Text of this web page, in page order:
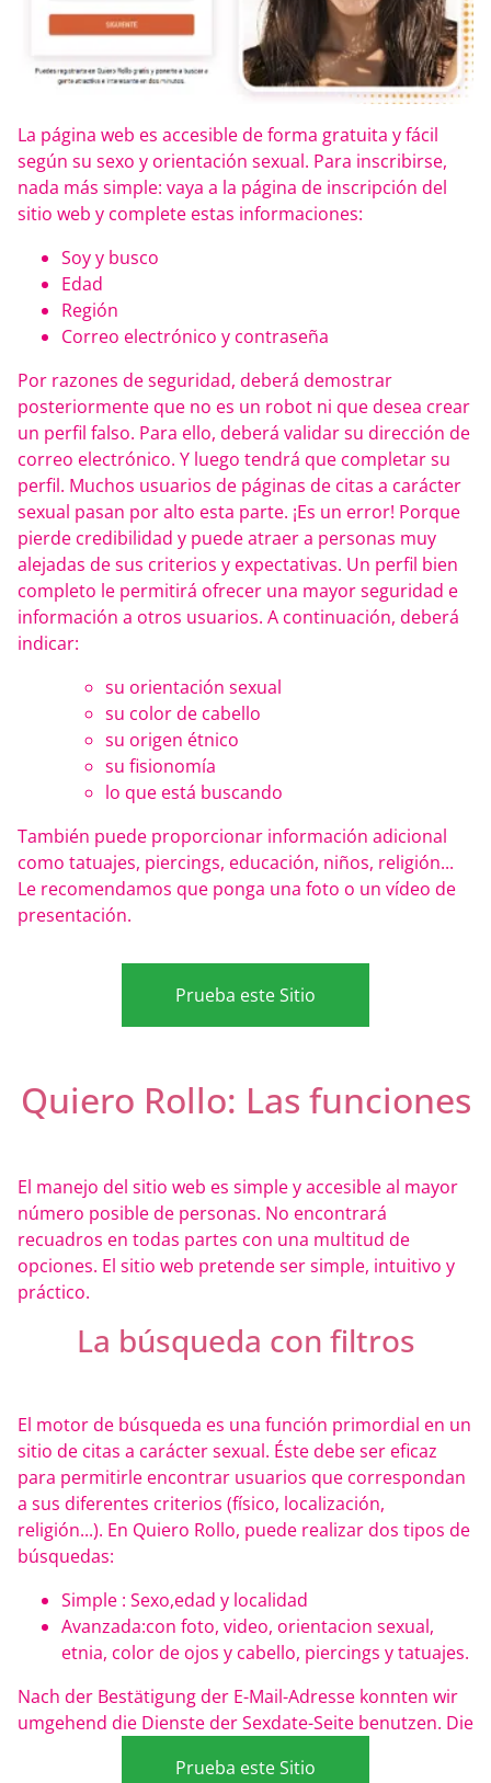
La página web es accesible de forma gratuita y fácil
según su sexo y orientación sexual. Para inscribirse,
nada más simple: vaya a la página de inscripción del
sitio web y complete estas informaciones:
Soy y busco
Edad
Región
Correo electrónico y contraseña
Por razones de seguridad, deberá demostrar
posteriormente que no es un robot ni que desea crear
un perfil falso. Para ello, deberá validar su dirección de
correo electrónico. Y luego tendrá que completar su
perfil. Muchos usuarios de páginas de citas a carácter
sexual pasan por alto esta parte. ¡Es un error! Porque
pierde credibilidad y puede atraer a personas muy
alejadas de sus criterios y expectativas. Un perfil bien
completo le permitirá ofrecer una mayor seguridad e
información a otros usuarios. A continuación, deberá
indicar:
su orientación sexual
su color de cabello
su origen étnico
su fisionomía
lo que está buscando
También puede proporcionar información adicional
como tatuajes, piercings, educación, niños, religión...
Le recomendamos que ponga una foto o un vídeo de
presentación.
Prueba este Sitio
Quiero Rollo: Las funciones
El manejo del sitio web es simple y accesible al mayor
número posible de personas. No encontrará
recuadros en todas partes con una multitud de
opciones. El sitio web pretende ser simple, intuitivo y
práctico.
La búsqueda con filtros
El motor de búsqueda es una función primordial en un
sitio de citas a carácter sexual. Éste debe ser eficaz
para permitirle encontrar usuarios que correspondan
a sus diferentes criterios (físico, localización,
religión...). En Quiero Rollo, puede realizar dos tipos de
búsquedas:
Simple : Sexo,edad y localidad
Avanzada:con foto, video, orientacion sexual,
etnia, color de ojos y cabello, piercings y tatuajes.
Nach der Bestätigung der E-Mail-Adresse konnten wir
umgehend die Dienste der Sexdate-Seite benutzen. Die
Prueba este Sitio